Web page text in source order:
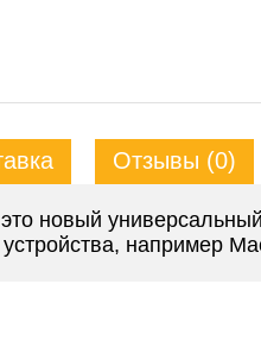
Отзывы (0)
новый
например